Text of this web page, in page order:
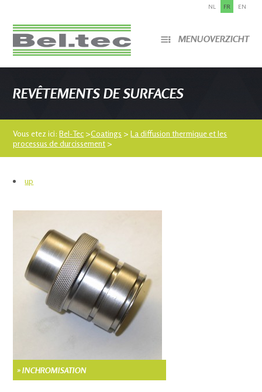
NL FR EN
MENUOVERZICHT
REVÊTEMENTS DE SURFACES
Vous etez ici: Bel-Tec >Coatings >La diffusion thermique et les
processus de durcissement >
up
» INCHROMISATION